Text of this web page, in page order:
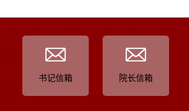
书记信箱 院长信箱